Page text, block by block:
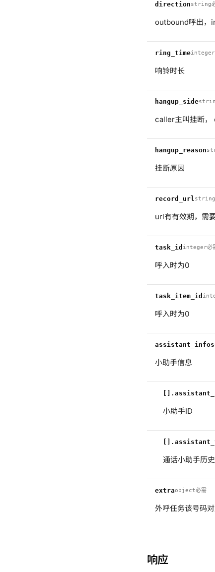
directionstring
outbound呼出，
ring_timeinteger
响铃时长
hangup_side
caller主叫挂断，
hangup_reason
挂断原因
record_urlstring
url有有效期，需
task_id integer必
呼入时为0
task_item_id
呼入时为0
assistant_infos
小助手信息
小助手ID
通话小助手历
extraobject必需
外呼任务该号码
响应